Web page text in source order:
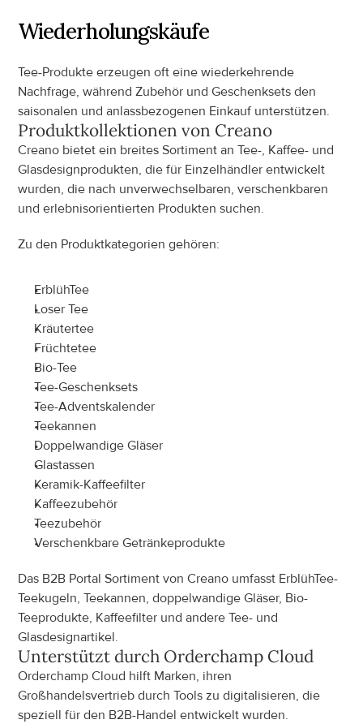
Wiederholungskäufe
Tee-Produkte erzeugen oft eine wiederkehrende
Nachfrage, während Zubehör und Geschenksets den
saisonalen und anlassbezogenen Einkauf unterstützen.
Produktkollektionen von Creano
Creano bietet ein breites Sortiment an Tee-, Kaffee- und
Glasdesignprodukten, die für Einzelhändler entwickelt
wurden, die nach unverwechselbaren, verschenkbaren
und erlebnisorientierten Produkten suchen.
Zu den Produktkategorien gehören:
ErblühTee
Loser Tee
Kräutertee
Früchtetee
Bio-Tee
Tee-Geschenksets
Tee-Adventskalender
Teekannen
Doppelwandige Gläser
Glastassen
Keramik-Kaffeefilter
Kaffeezubehör
Teezubehör
Verschenkbare Getränkeprodukte
Das B2B Portal Sortiment von Creano umfasst ErblühTee-
Teekugeln, Teekannen, doppelwandige Gläser, Bio-
Teeprodukte, Kaffeefilter und andere Tee- und
Glasdesignartikel.
Unterstützt durch Orderchamp Cloud
Orderchamp Cloud hilft Marken, ihren
Großhandelsvertrieb durch Tools zu digitalisieren, die
speziell für den B2B-Handel entwickelt wurden.